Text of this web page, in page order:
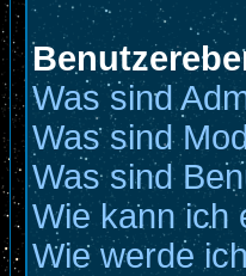
Was sind
Was sind
Was sind
Wie kann ich
Wie werde